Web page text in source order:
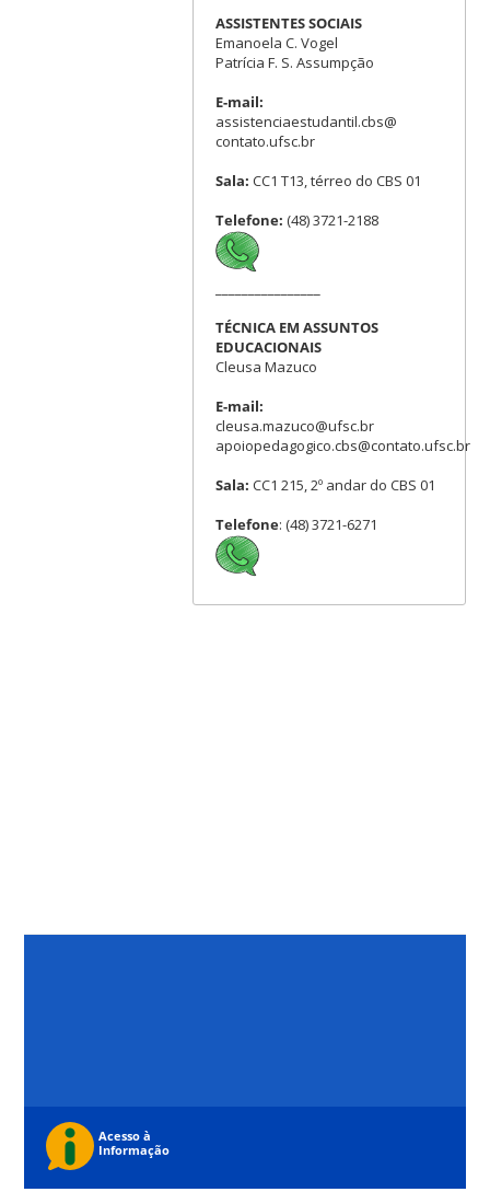
ASSISTENTES SOCIAIS
Emanoela C. Vogel
Patrícia F. S. Assumpção
E-mail:
assistenciaestudantil.cbs@
contato.ufsc.br
Sala: CC1 T13, térreo do CBS 01
Telefone: (48) 3721-2188
TÉCNICA EM ASSUNTOS
EDUCACIONAIS
Cleusa Mazuco
E-mail:
cleusa.mazuco@ufsc.br
apoiopedagogico.cbs@contato.ufsc.br
Sala: CC1 215, 2º andar do CBS 01
Telefone: (48) 3721-6271